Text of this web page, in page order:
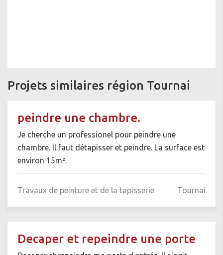
Projets similaires région Tournai
peindre une chambre.
Je cherche un professionel pour peindre une
chambre. Il faut détapisser et peindre. La surface est
environ 15m².
Travaux de peinture et de la tapisserie Tournai
Decaper et repeindre une porte